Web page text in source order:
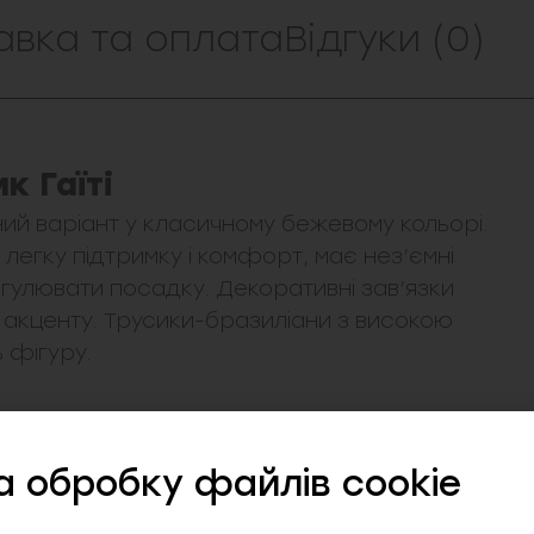
та оплатаВідгуки (0)
Гаїті
варіант у класичному бежевому кольорі.
підтримку і комфорт, має нез’ємні
посадку. Декоративні зав’язки
Трусики-бразиліани з високою
обробку файлів cookie